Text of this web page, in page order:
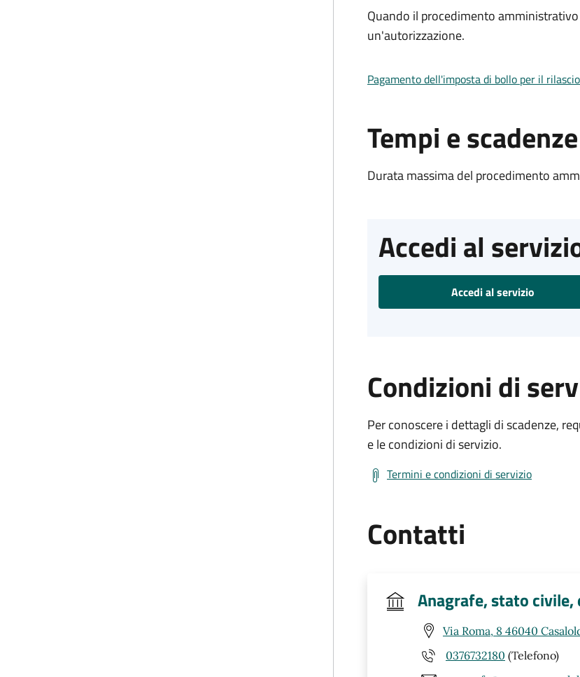
Quando il procedimento
un'autorizzazione.
Pagamento dell'imposta di bollo per il
Tempi e scadenze
Durata massima del procedimento
Accedi al
Accedi al servizio
Condizioni di
Per conoscere i dettagli di scadenze,
e le condizioni di servizio.
Termini e condizioni di servizio
Contatti
Anagrafe, stato
Via Roma, 8 46040
0376732180 (Telefono)